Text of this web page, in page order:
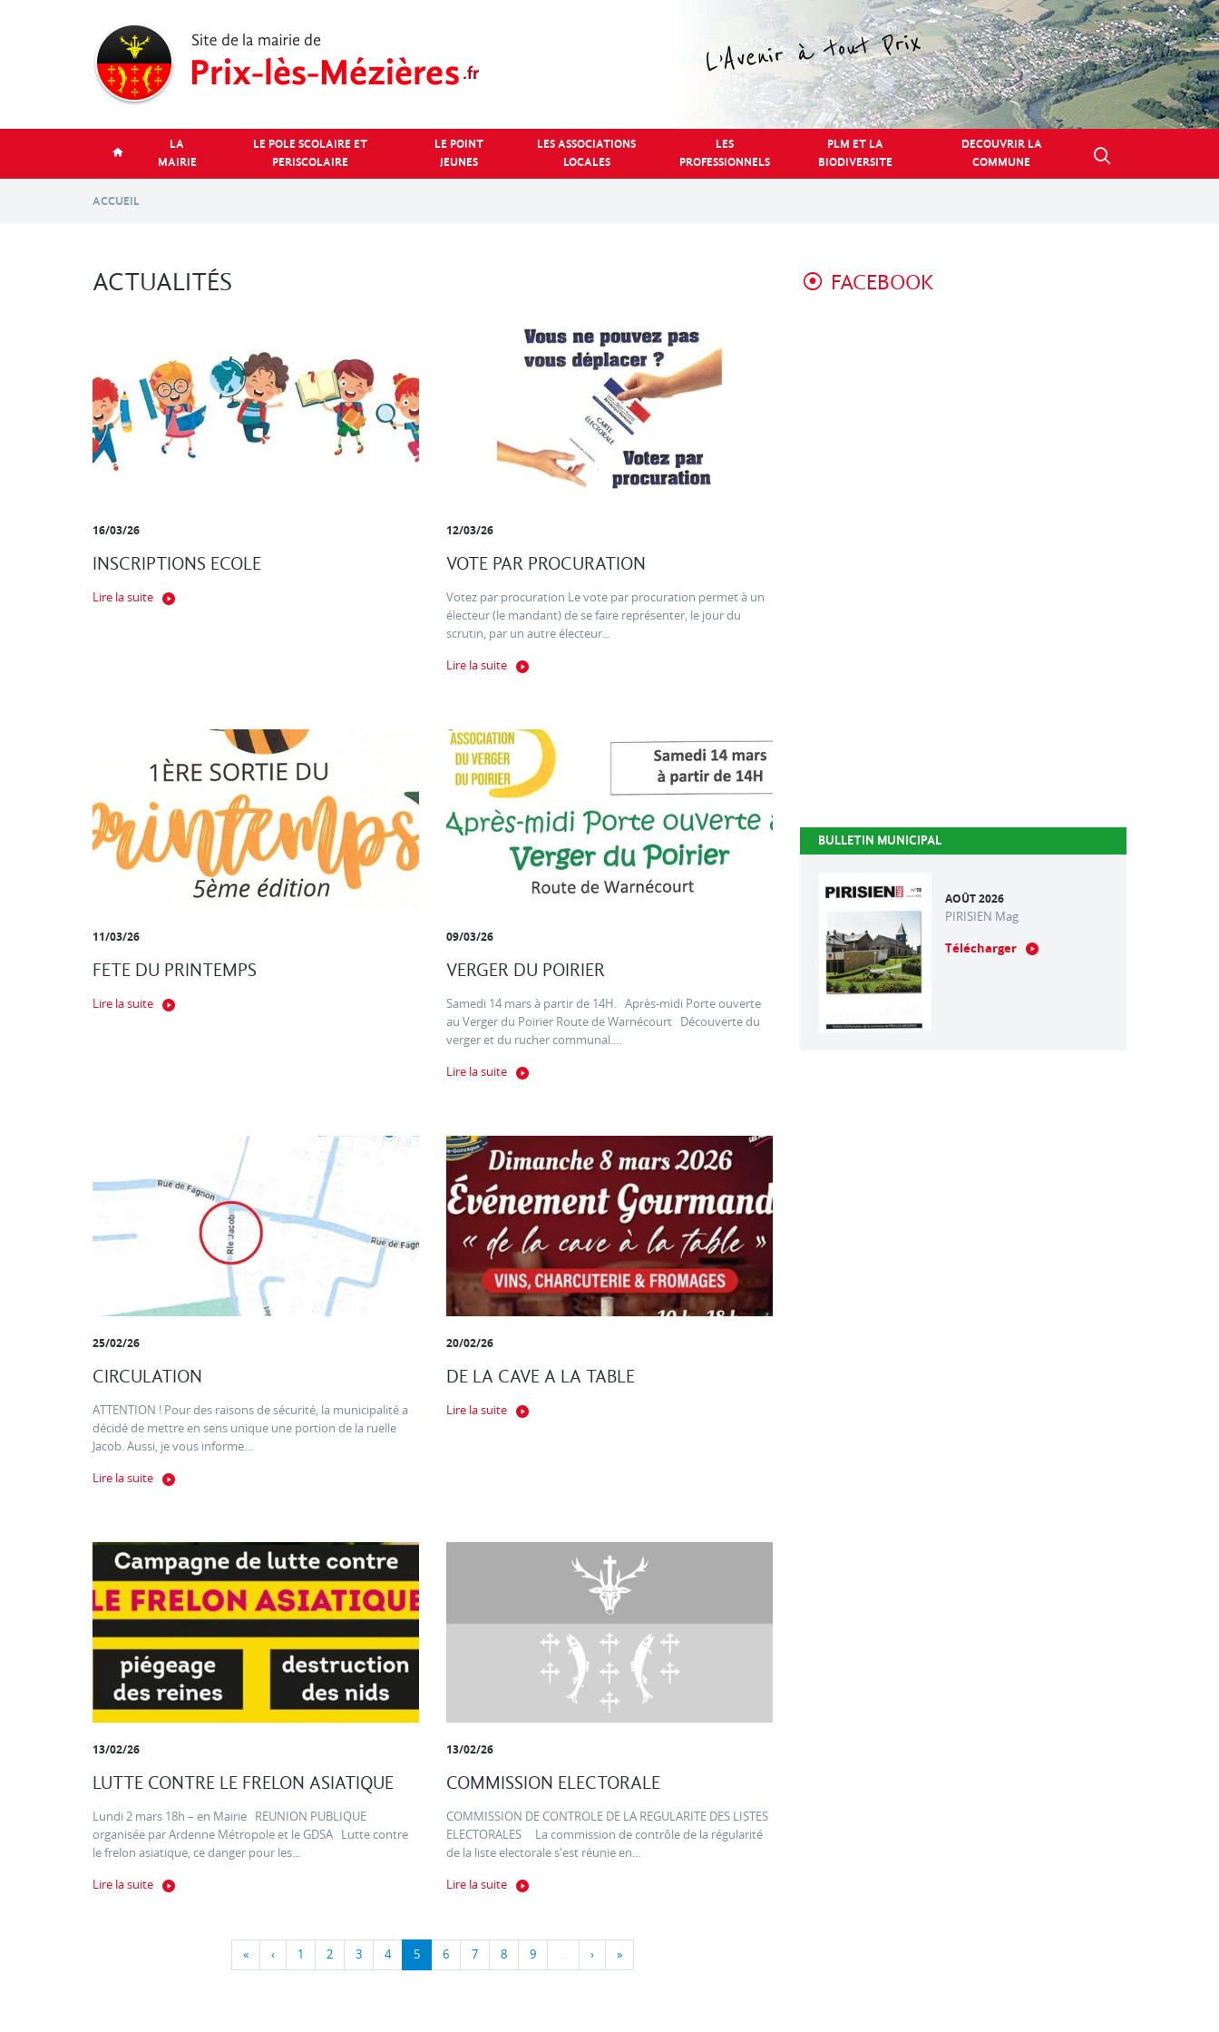
LA
MAIRIE
LE POLE SCOLAIRE ET
PERISCOLAIRE
LE POINT
JEUNES
LES ASSOCIATIONS
LOCALES
LES
PROFESSIONNELS
PLM ET LA
BIODIVERSITE
DECOUVRIR LA
COMMUNE
ACCUEIL
ACTUALITÉS
16/03/26
INSCRIPTIONS ECOLE
Lire la suite
12/03/26
VOTE PAR PROCURATION
Votez par procuration Le vote par procuration permet à un
électeur (le mandant) de se faire représenter, le jour du
scrutin, par un autre électeur...
Lire la suite
11/03/26
FETE DU PRINTEMPS
Lire la suite
09/03/26
VERGER DU POIRIER
Samedi 14 mars à partir de 14H. Après-midi Porte ouverte
au Verger du Poirier Route de Warnécourt Découverte du
verger et du rucher communal....
Lire la suite
25/02/26
CIRCULATION
ATTENTION ! Pour des raisons de sécurité, la municipalité a
décidé de mettre en sens unique une portion de la ruelle
Jacob. Aussi, je vous informe...
Lire la suite
20/02/26
DE LA CAVE A LA TABLE
Lire la suite
13/02/26
LUTTE CONTRE LE FRELON ASIATIQUE
Lundi 2 mars 18h – en Mairie REUNION PUBLIQUE
organisée par Ardenne Métropole et le GDSA Lutte contre
le frelon asiatique, ce danger pour les...
Lire la suite
13/02/26
COMMISSION ELECTORALE
COMMISSION DE CONTROLE DE LA REGULARITE DES LISTES
ELECTORALES La commission de contrôle de la régularité
de la liste electorale s'est réunie en...
Lire la suite
« ‹ 1 2 3 4 5 6 7 8 9 … › »
FACEBOOK
BULLETIN MUNICIPAL
AOÛT 2026
PIRISIEN Mag
Télécharger